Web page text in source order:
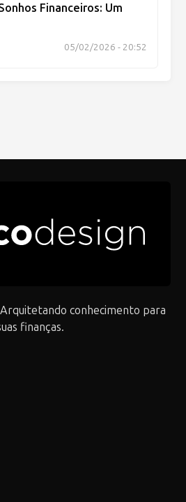
Financeiros: Um
05/02/2026 - 20:52
conhecimento para
finanças.